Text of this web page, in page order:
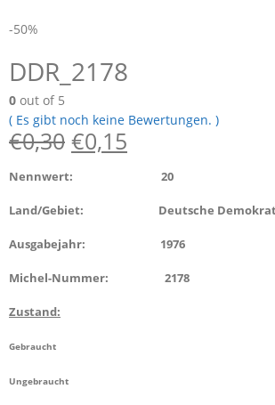
-50%
DDR_2178
0 out of 5
( Es gibt noch keine Bewertungen. )
€0,30 €0,15
Nennwert: 20
Land/Gebiet: Deutsche
Ausgabejahr: 1976
Michel-Nummer: 2178
Zustand:
Gebraucht
Ungebraucht